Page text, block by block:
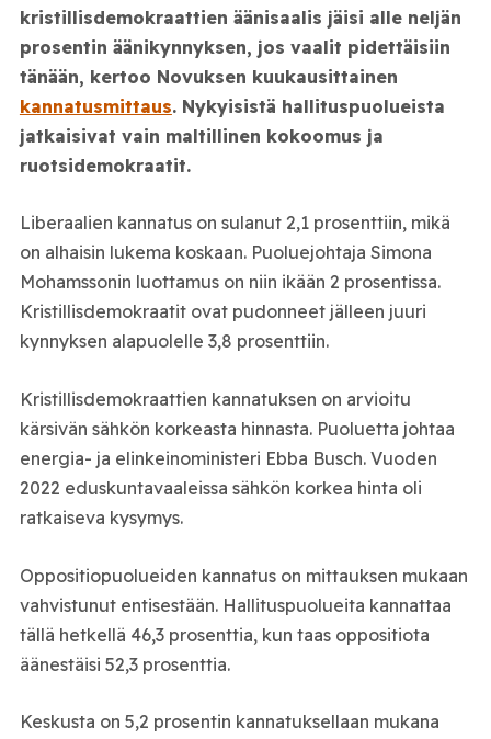
kristillisdemokraattien äänisaalis jäisi alle neljän
prosentin äänikynnyksen, jos vaalit pidettäisiin
tänään, kertoo Novuksen kuukausittainen
kannatusmittaus. Nykyisistä hallituspuolueista
jatkaisivat vain maltillinen kokoomus ja
ruotsidemokraatit.
Liberaalien kannatus on sulanut 2,1 prosenttiin, mikä
on alhaisin lukema koskaan. Puoluejohtaja Simona
Mohamssonin luottamus on niin ikään 2 prosentissa.
Kristillisdemokraatit ovat pudonneet jälleen juuri
kynnyksen alapuolelle 3,8 prosenttiin.
Kristillisdemokraattien kannatuksen on arvioitu
kärsivän sähkön korkeasta hinnasta. Puoluetta johtaa
energia- ja elinkeinoministeri Ebba Busch. Vuoden
2022 eduskuntavaaleissa sähkön korkea hinta oli
ratkaiseva kysymys.
Oppositiopuolueiden kannatus on mittauksen mukaan
vahvistunut entisestään. Hallituspuolueita kannattaa
tällä hetkellä 46,3 prosenttia, kun taas oppositiota
äänestäisi 52,3 prosenttia.
Keskusta on 5,2 prosentin kannatuksellaan mukana